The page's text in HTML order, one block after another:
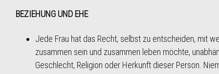
BEZIEHUNG UND EHE
Jede Frau hat das Recht, selbst zu entscheiden, mit
zusammen sein und zusammen leben möchte,
Geschlecht, Religion oder Herkunft dieser Person.